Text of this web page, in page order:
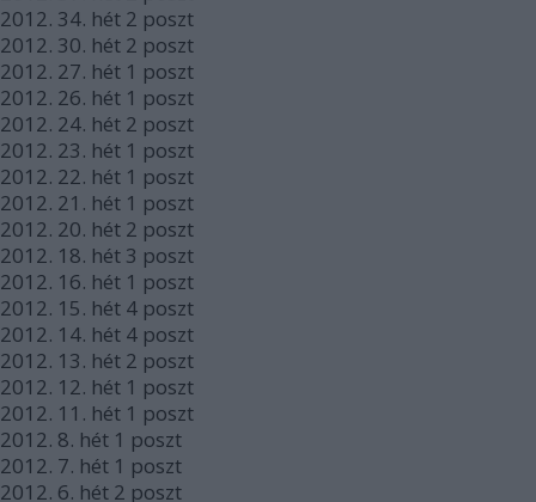
2012. 34. hét 2 poszt
2012. 30. hét 2 poszt
2012. 27. hét 1 poszt
2012. 26. hét 1 poszt
2012. 24. hét 2 poszt
2012. 23. hét 1 poszt
2012. 22. hét 1 poszt
2012. 21. hét 1 poszt
2012. 20. hét 2 poszt
2012. 18. hét 3 poszt
2012. 16. hét 1 poszt
2012. 15. hét 4 poszt
2012. 14. hét 4 poszt
2012. 13. hét 2 poszt
2012. 12. hét 1 poszt
2012. 11. hét 1 poszt
2012. 8. hét 1 poszt
2012. 7. hét 1 poszt
2012. 6. hét 2 poszt